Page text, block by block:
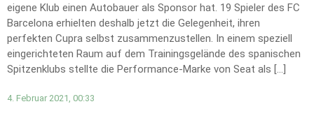
eigene Klub einen Autobauer als Sponsor hat. 19 Spieler des FC
Barcelona erhielten deshalb jetzt die Gelegenheit, ihren
perfekten Cupra selbst zusammenzustellen. In einem speziell
eingerichteten Raum auf dem Trainingsgelände des spanischen
Spitzenklubs stellte die Performance-Marke von Seat als […]
4. Februar 2021, 00:33